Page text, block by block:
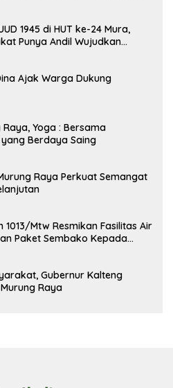
1945 di HUT ke-24 Mura,
Andil Wujudkan
Ajak Warga Dukung
Raya, Yoga : Bersama
Berdaya Saing
Raya Perkuat Semangat
1013/Mtw Resmikan Fasilitas Air
Paket Sembako Kepada
Gubernur Kalteng
Raya